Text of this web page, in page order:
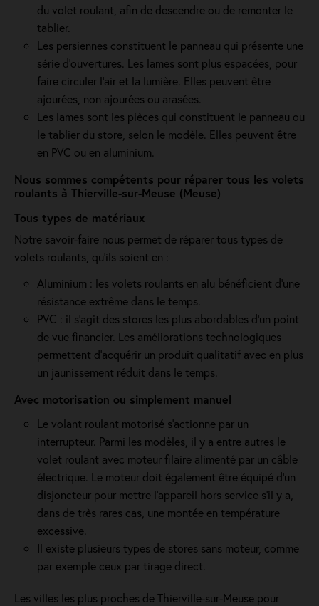
du volet roulant, afin de descendre ou de remonter le
tablier.
Les persiennes constituent le panneau qui présente une
série d’ouvertures. Les lames sont plus espacées, pour
faire circuler l’air et la lumière. Elles peuvent être
ajourées, non ajourées ou arasées.
Les lames sont les pièces qui constituent le panneau ou
le tablier du store, selon le modèle. Elles peuvent être
en PVC ou en aluminium.
Nous sommes compétents pour réparer tous les volets
roulants à Thierville-sur-Meuse (Meuse)
Tous types de matériaux
Notre savoir-faire nous permet de réparer tous types de
volets roulants, qu'ils soient en :
Aluminium : les volets roulants en alu bénéficient d'une
résistance extrême dans le temps.
PVC : il s'agit des stores les plus abordables d'un point
de vue financier. Les améliorations technologiques
permettent d'acquérir un produit qualitatif avec en plus
un jaunissement réduit dans le temps.
Avec motorisation ou simplement manuel
Le volant roulant motorisé s'actionne par un
interrupteur. Parmi les modèles, il y a entre autres le
volet roulant avec moteur filaire alimenté par un câble
électrique. Le moteur doit également être équipé d'un
disjoncteur pour mettre l'appareil hors service s'il y a,
dans de très rares cas, une montée en température
excessive.
Il existe plusieurs types de stores sans moteur, comme
par exemple ceux par tirage direct.
Les villes les plus proches de Thierville-sur-Meuse pour